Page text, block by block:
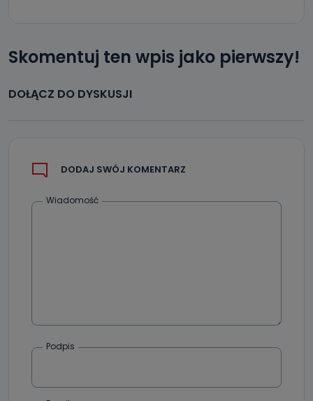
Skomentuj ten wpis jako pierwszy!
DOŁĄCZ DO DYSKUSJI
DODAJ SWÓJ KOMENTARZ
Wiadomość
Podpis